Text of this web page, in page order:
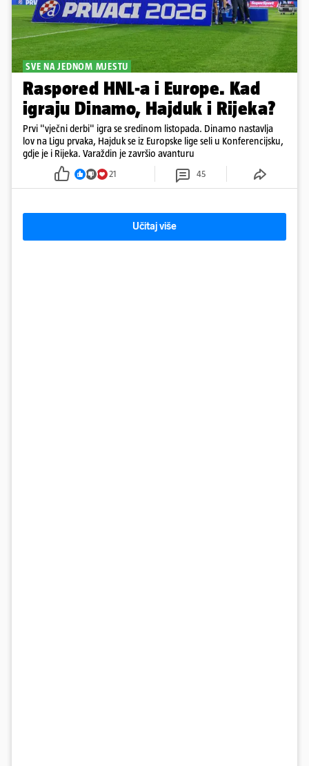
SVE NA JEDNOM MJESTU
Raspored HNL-a i Europe. Kad
igraju Dinamo, Hajduk i Rijeka?
Prvi "vječni derbi" igra se sredinom listopada. Dinamo nastavlja
lov na Ligu prvaka, Hajduk se iz Europske lige seli u Konferencijsku,
gdje je i Rijeka. Varaždin je završio avanturu
21 45
Učitaj više